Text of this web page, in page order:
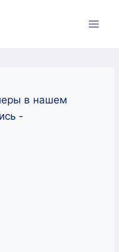
в нашем
-